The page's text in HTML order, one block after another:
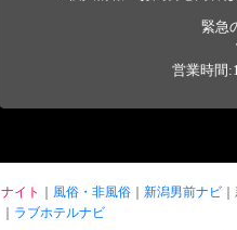
緊急
営業時間
ナイト 風俗・非風俗 新潟男前ナビ
ラブホテルナビ